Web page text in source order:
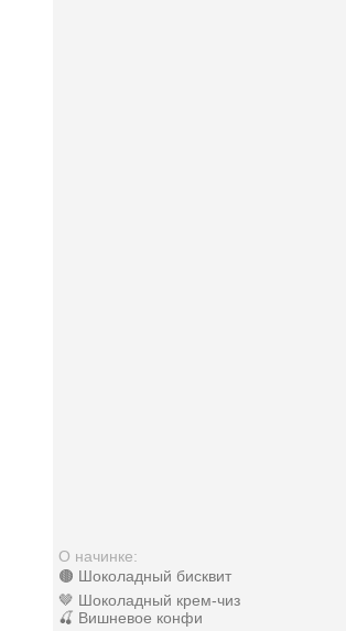
О начинке:
🟤 Шоколадный бисквит
🤎 Шоколадный крем-чиз
🍒 Вишневое конфи